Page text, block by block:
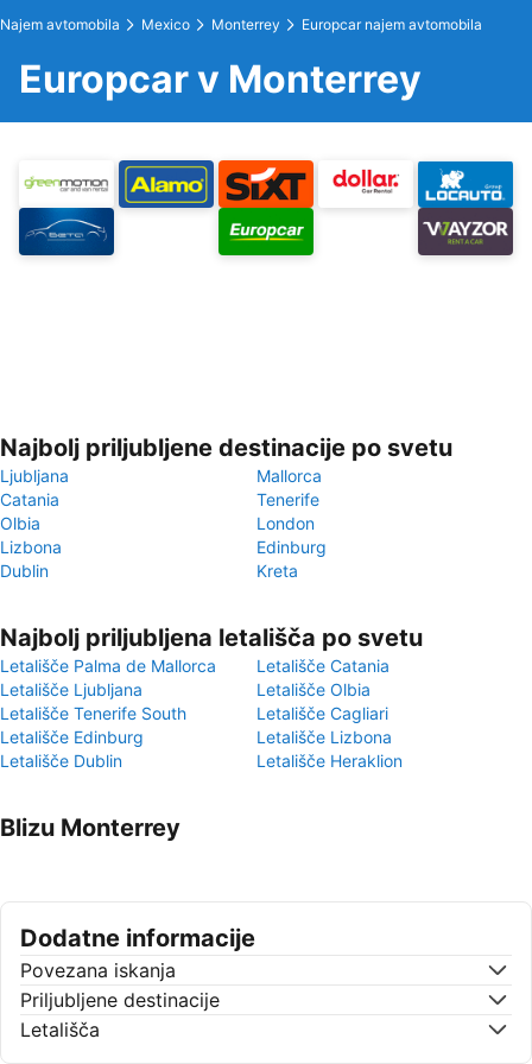
Najem avtomobila Mexico Monterrey Europcar najem avtomobila
Europcar v Monterrey
Najbolj priljubljene destinacije po svetu
Ljubljana
Mallorca
Catania
Tenerife
Olbia
London
Lizbona
Edinburg
Dublin
Kreta
Najbolj priljubljena letališča po svetu
Letališče Palma de Mallorca
Letališče Catania
Letališče Ljubljana
Letališče Olbia
Letališče Tenerife South
Letališče Cagliari
Letališče Edinburg
Letališče Lizbona
Letališče Dublin
Letališče Heraklion
Blizu Monterrey
Dodatne informacije
Povezana iskanja
Priljubljene destinacije
Letališča